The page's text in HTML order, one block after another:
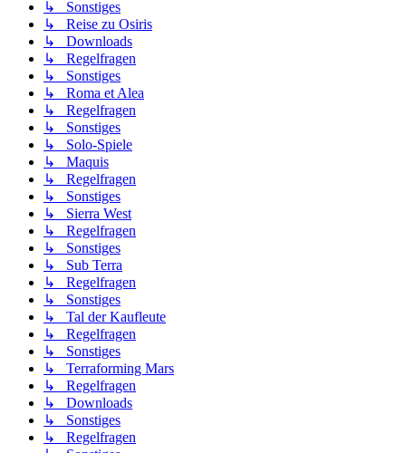
↳ Sonstiges
↳ Reise zu Osiris
↳ Downloads
↳ Regelfragen
↳ Sonstiges
↳ Roma et Alea
↳ Regelfragen
↳ Sonstiges
↳ Solo-Spiele
↳ Maquis
↳ Regelfragen
↳ Sonstiges
↳ Sierra West
↳ Regelfragen
↳ Sonstiges
↳ Sub Terra
↳ Regelfragen
↳ Sonstiges
↳ Tal der Kaufleute
↳ Regelfragen
↳ Sonstiges
↳ Terraforming Mars
↳ Regelfragen
↳ Downloads
↳ Sonstiges
↳ Regelfragen